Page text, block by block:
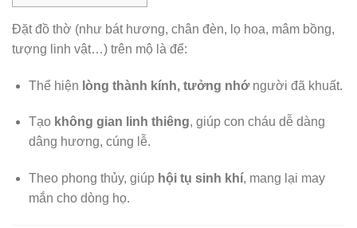
Đặt đồ thờ (như bát hương, chân đèn, lọ hoa, mâm bồng,
tượng linh vật…) trên mộ là để:
Thể hiện lòng thành kính, tưởng nhớngười đã khuất.
Tạo không gian linh thiêng, giúp con cháu dễ dàng
dâng hương, cúng lễ.
Theo phong thủy, giúp hội tụ sinh khí, mang lại may
mắn cho dòng họ.